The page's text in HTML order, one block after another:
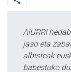
AIURRI
jaso eta
albisteak
babestuko